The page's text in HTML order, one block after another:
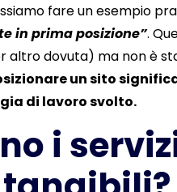
fare un esempio
in prima posizione”.
altro dovuta) ma non è
un sito
di lavoro svolto.
i